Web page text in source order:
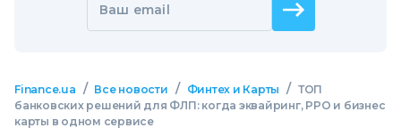
Ваш email
Finance.ua / Все новости / Финтех и Карты / ТОП
банковских решений для ФЛП: когда эквайринг, РРО и бизнес
карты в одном сервисе